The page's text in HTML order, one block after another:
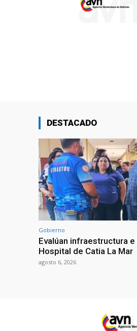
DESTACADO
Gobierno
Evalúan infraestructura
Hospital de Catia La Mar
agosto 6, 2026